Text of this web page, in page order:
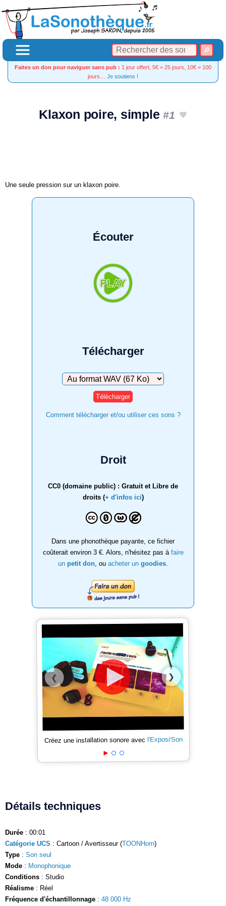
Faites un don pour naviguer sans pub : 1 jour offert, 5€ = 25 jours, 10€ = 100
jours… Je soutiens !
Klaxon poire, simple#1
Une seule pression sur un klaxon poire.
Écouter
Télécharger
Télécharger
Comment télécharger et/ou utiliser ces sons ?
Droit
CC0 (domaine public) : Gratuit et Libre de
droits (+ d'infos ici)
Dans une phonothèque payante, ce fichier
coûterait environ 3 €. Alors, n'hésitez pas à faire
un petit don , ou acheter un goodies
❮ ❯
Créez une installation sonore avec l'Exposi'Son
Détails techniques
Durée : 00:01
Catégorie UCS : Cartoon / Avertisseur (TOONHorn)
Type : Son seul
Mode : Monophonique
Conditions : Studio
Réalisme : Réel
Fréquence d'échantillonnage : 48 000 Hz